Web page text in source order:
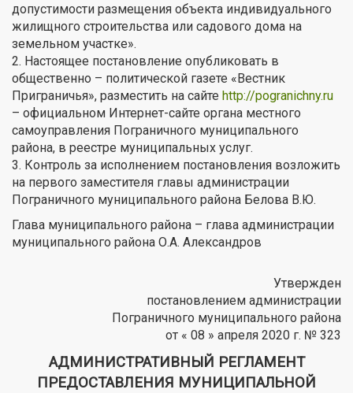
допустимости размещения объекта индивидуального
жилищного строительства или садового дома на
земельном участке».
2. Настоящее постановление опубликовать в
общественно – политической газете «Вестник
Приграничья», разместить на сайте http://pogranichny.ru
– официальном Интернет-сайте органа местного
самоуправления Пограничного муниципального
района, в реестре муниципальных услуг.
3. Контроль за исполнением постановления возложить
на первого заместителя главы администрации
Пограничного муниципального района Белова В.Ю.
Глава муниципального района – глава администрации
муниципального района О.А. Александров
Утвержден
постановлением администрации
Пограничного муниципального района
от « 08 » апреля 2020 г. № 323
АДМИНИСТРАТИВНЫЙ РЕГЛАМЕНТ
ПРЕДОСТАВЛЕНИЯ МУНИЦИПАЛЬНОЙ